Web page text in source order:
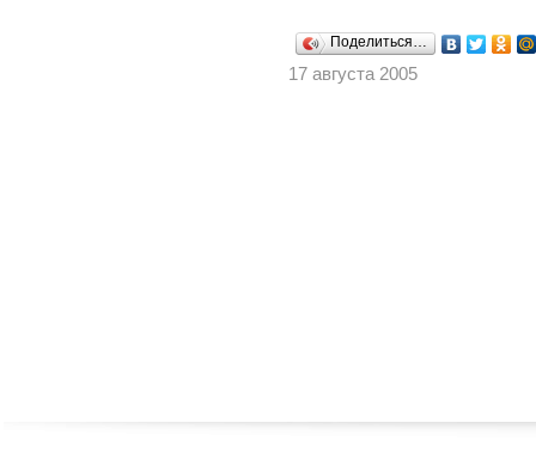
Поделиться…
17 августа 2005